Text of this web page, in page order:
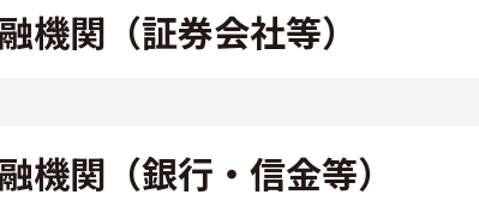
機関（証券会社等）
機関（銀行・信金等）